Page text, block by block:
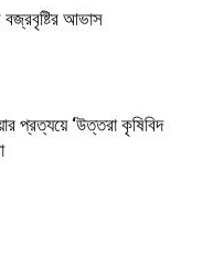
বজ্রবৃষ্টির আভাস
প্রত্যয়ে ‘উত্তরা কৃষিবিদ